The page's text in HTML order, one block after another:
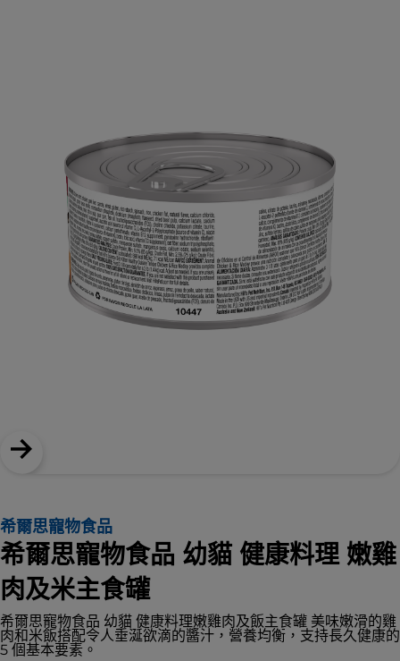
希爾思寵物食品
希爾思寵物食品 幼貓 健康料理 嫩雞
肉及米主食罐
希爾思寵物食品 幼貓 健康料理嫩雞肉及飯主食罐 美味嫩滑的雞
肉和米飯搭配令人垂涎欲滴的醬汁，營養均衡，支持長久健康的
5 個基本要素。